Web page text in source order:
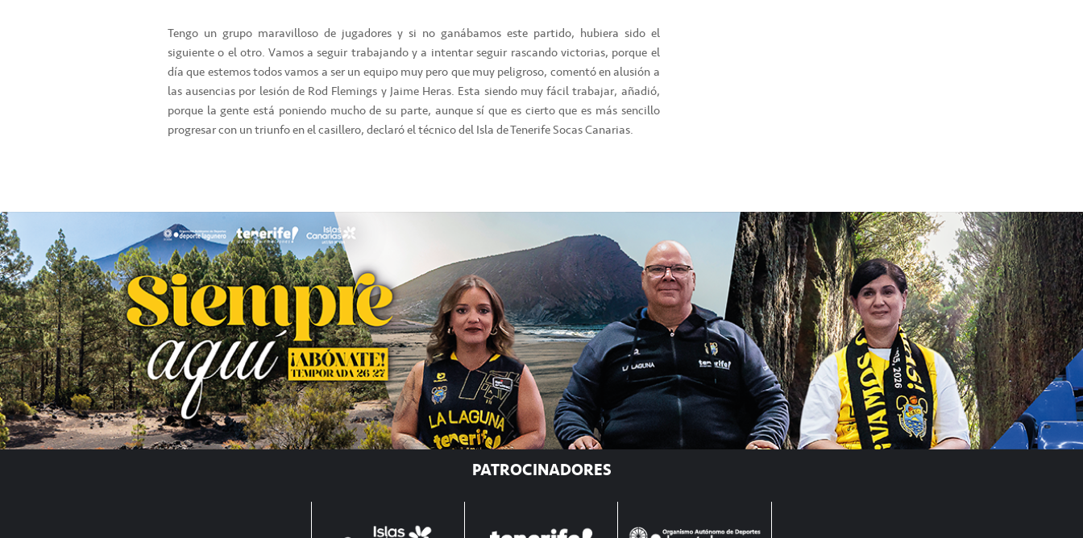
Tengo un grupo maravilloso de jugadores y si no ganábamos este partido, hubiera sido el
siguiente o el otro. Vamos a seguir trabajando y a intentar seguir rascando victorias, porque el
día que estemos todos vamos a ser un equipo muy pero que muy peligroso, comentó en alusión a
las ausencias por lesión de Rod Flemings y Jaime Heras. Esta siendo muy fácil trabajar, añadió,
porque la gente está poniendo mucho de su parte, aunque sí que es cierto que es más sencillo
progresar con un triunfo en el casillero, declaró el técnico del Isla de Tenerife Socas Canarias.
PATROCINADORES